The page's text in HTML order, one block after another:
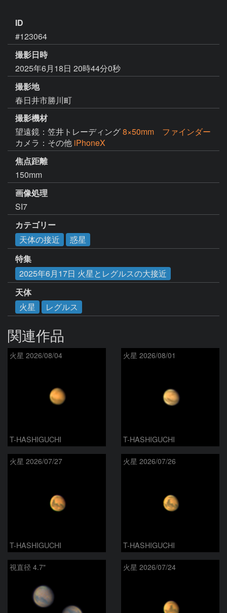
ID
#123064
撮影日時
2025年6月18日 20時44分0秒
撮影地
春日井市勝川町
撮影機材
望遠鏡：笠井トレーディング8×50mm ファインダー
カメラ：その他 iPhoneX
焦点距離
150mm
画像処理
SI7
カテゴリー
天体の接近
惑星
特集
2025年6月17日 火星とレグルスの大接近
天体
火星
レグルス
関連作品
火星 2026/08/04
T-HASHIGUCHI
火星 2026/08/01
T-HASHIGUCHI
火星 2026/07/27
T-HASHIGUCHI
火星 2026/07/26
T-HASHIGUCHI
視直径 4.7" 火星 2026/07/24